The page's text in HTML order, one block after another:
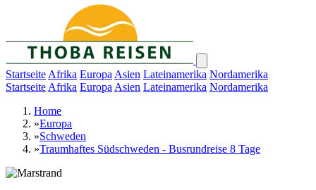
Startseite Afrika Europa Asien Lateinamerika Nordamerika
Startseite Afrika Europa Asien Lateinamerika Nordamerika
Home
»Europa
»Schweden
»Traumhaftes Südschweden - Busrundreise 8 Tage